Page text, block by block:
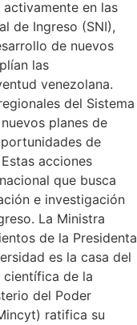
en las
de Ingreso (SNI),
de nuevos
las
venezolana.
del Sistema
planes de
de
acciones
que busca
e investigación
La Ministra
de la Presidenta
es la casa del
de la
del Poder
ratifica su